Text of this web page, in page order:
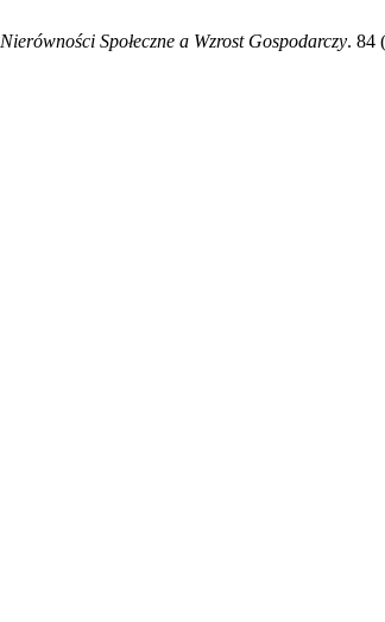
Nierówności Społeczne a Wzrost Gospodarczy. 84